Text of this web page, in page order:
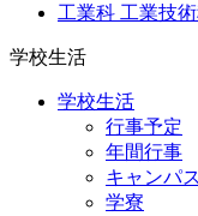
工業科 工業技
学校生活
学校生活
行事予定
年間行事
キャンパ
学寮